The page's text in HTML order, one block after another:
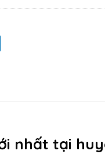
nhất tại